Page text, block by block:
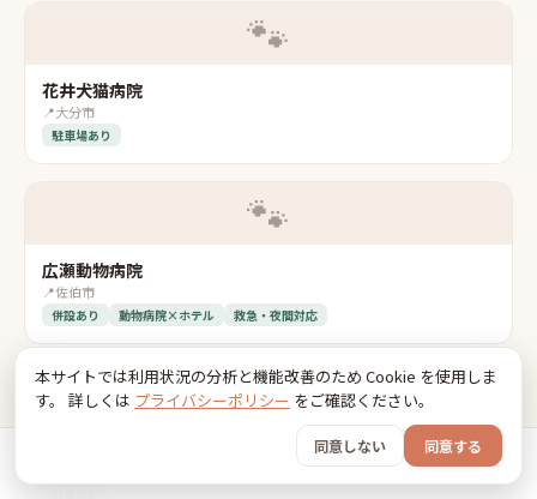
🐾
花井犬猫病院
📍大分市
駐車場あり
🐾
広瀬動物病院
📍佐伯市
併設あり 動物病院×ホテル 救急・夜間対応
🐾
本サイトでは利用状況の分析と機能改善のため Cookie を使用しま
す。 詳しくは プライバシーポリシー をご確認ください。
同意しない 同意する